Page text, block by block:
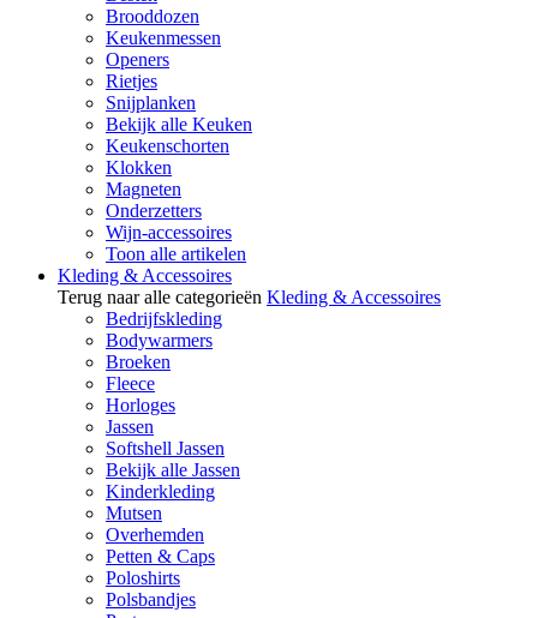
Brooddozen
Keukenmessen
Openers
Rietjes
Snijplanken
Bekijk alle Keuken
Keukenschorten
Klokken
Magneten
Onderzetters
Wijn-accessoires
Toon alle artikelen
Kleding & Accessoires
Terug naar alle categorieën Kleding & Accessoires
Bedrijfskleding
Bodywarmers
Broeken
Fleece
Horloges
Jassen
Softshell Jassen
Bekijk alle Jassen
Kinderkleding
Mutsen
Overhemden
Petten & Caps
Poloshirts
Polsbandjes